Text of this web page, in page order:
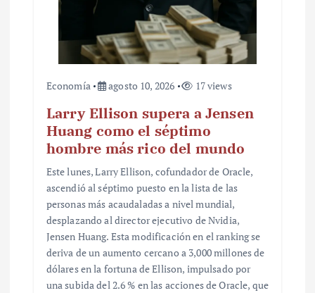
Economía agosto 10, 2026 17 views
Larry Ellison supera a Jensen
Huang como el séptimo
hombre más rico del mundo
Este lunes, Larry Ellison, cofundador de Oracle,
ascendió al séptimo puesto en la lista de las
personas más acaudaladas a nivel mundial,
desplazando al director ejecutivo de Nvidia,
Jensen Huang. Esta modificación en el ranking se
deriva de un aumento cercano a 3,000 millones de
dólares en la fortuna de Ellison, impulsado por
una subida del 2.6 % en las acciones de Oracle, que